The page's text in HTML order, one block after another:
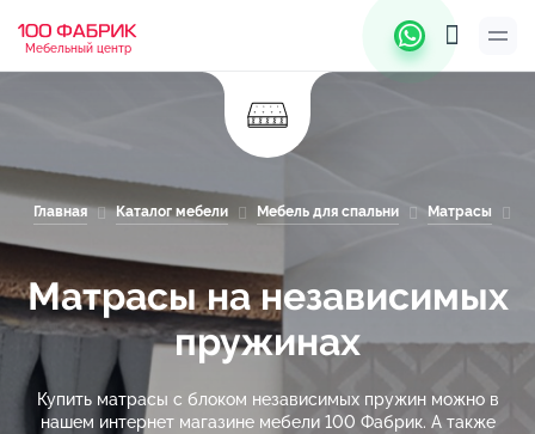
Мебельный центр
Главная Каталог мебели Мебель для спальни Матрасы
Матрасы на независимых
пружинах
Купить матрасы с блоком независимых пружин можно в
нашем интернет магазине мебели 100 Фабрик. А также